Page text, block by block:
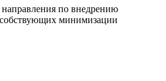
по внедрению
минимизации